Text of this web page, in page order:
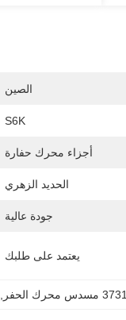
الصين
S6K
أجزاء محرك حفارة
الحديد الزهري
جودة عالية
يعتمد على طلبك
الحفر